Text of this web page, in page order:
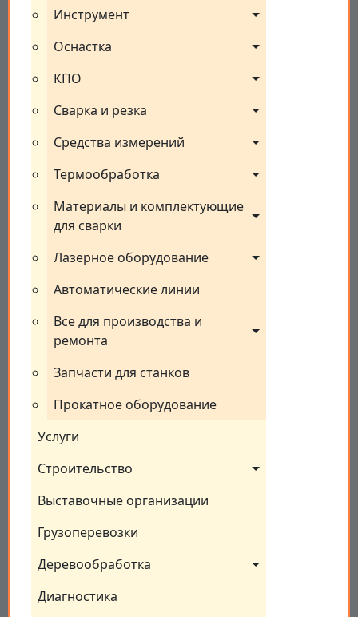
Инструмент
Оснастка
КПО
Сварка и резка
Средства измерений
Термообработка
Материалы и комплектующие
для сварки
Лазерное оборудование
Автоматические линии
Все для производства и
ремонта
Запчасти для станков
Прокатное оборудование
Услуги
Строительство
Выставочные организации
Грузоперевозки
Деревообработка
Диагностика